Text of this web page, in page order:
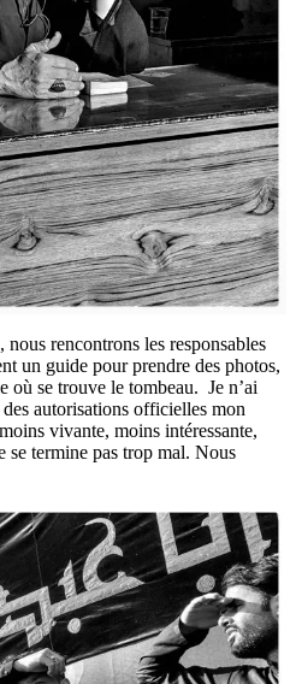
rencontrons les responsables
un guide pour prendre des photos,
où se trouve le tombeau. Je n’ai
autorisations officielles mon
vivante, moins intéressante,
se termine pas trop mal. Nous